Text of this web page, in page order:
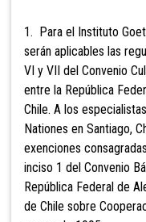
1. Para el Instituto
serán aplicables las
VI y VII del Convenio
entre la República
Chile. A los
Nationes en Santiago,
exenciones
inciso 1 del Convenio
República Federal de
de Chile sobre